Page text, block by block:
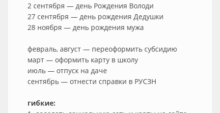
2 сентября — день Рождения Володи
27 сентября — день рождения Дедушки
28 ноября — день рождения мужа
февраль, август — переоформить субсидию
март — оформить карту в школу
июль — отпуск на даче
сентябрь — отнести справки в РУСЗН
гибкие: